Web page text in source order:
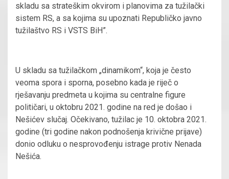
skladu sa strateškim okvirom i planovima za tužilački
sistem RS, a sa kojima su upoznati Republičko javno
tužilaštvo RS i VSTS BiH”.
U skladu sa tužilačkom „dinamikom“, koja je često
veoma spora i sporna, posebno kada je riječ o
rješavanju predmeta u kojima su centralne figure
političari, u oktobru 2021. godine na red je došao i
Nešićev slučaj. Očekivano, tužilac je 10. oktobra 2021.
godine (tri godine nakon podnošenja krivične prijave)
donio odluku o nesprovođenju istrage protiv Nenada
Nešića.